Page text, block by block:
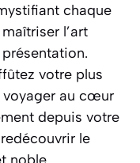
chaque
l’art
votre plus
voyager au cœur
depuis votre
le